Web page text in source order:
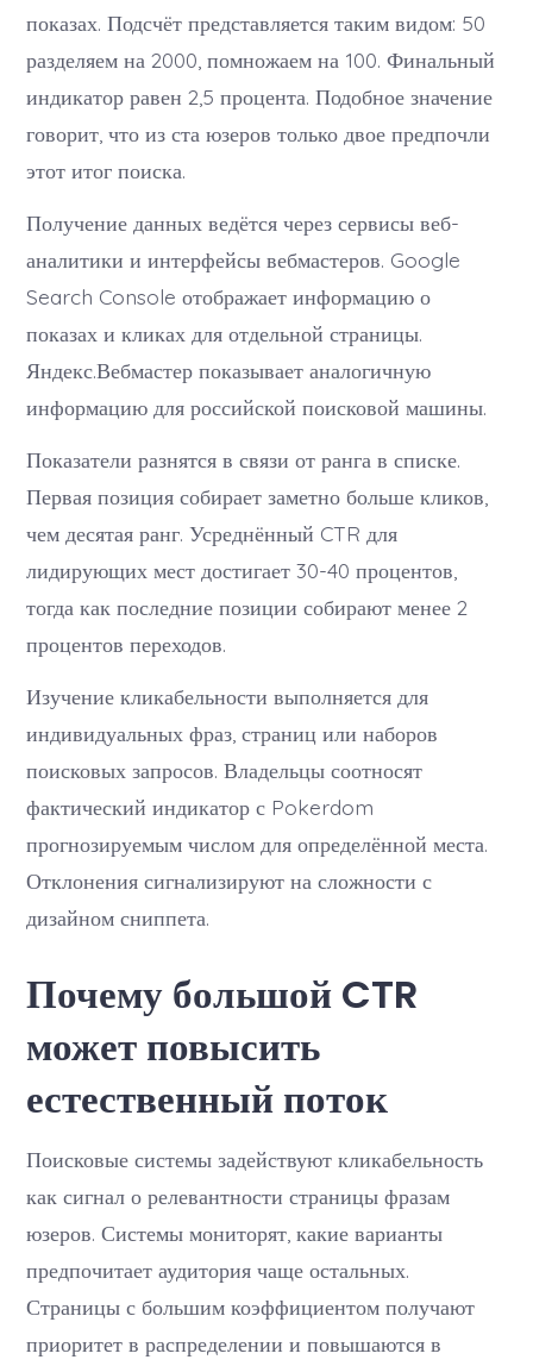
показах. Подсчёт представляется таким видом: 50
разделяем на 2000, помножаем на 100. Финальный
индикатор равен 2,5 процента. Подобное значение
говорит, что из ста юзеров только двое предпочли
этот итог поиска.
Получение данных ведётся через сервисы веб-
аналитики и интерфейсы вебмастеров. Google
Search Console отображает информацию о
показах и кликах для отдельной страницы.
Яндекс.Вебмастер показывает аналогичную
информацию для российской поисковой машины.
Показатели разнятся в связи от ранга в списке.
Первая позиция собирает заметно больше кликов,
чем десятая ранг. Усреднённый CTR для
лидирующих мест достигает 30-40 процентов,
тогда как последние позиции собирают менее 2
процентов переходов.
Изучение кликабельности выполняется для
индивидуальных фраз, страниц или наборов
поисковых запросов. Владельцы соотносят
фактический индикатор с Pokerdom
прогнозируемым числом для определённой места.
Отклонения сигнализируют на сложности с
дизайном сниппета.
Почему большой CTR
может повысить
естественный поток
Поисковые системы задействуют кликабельность
как сигнал о релевантности страницы фразам
юзеров. Системы мониторят, какие варианты
предпочитает аудитория чаще остальных.
Страницы с большим коэффициентом получают
приоритет в распределении и повышаются в